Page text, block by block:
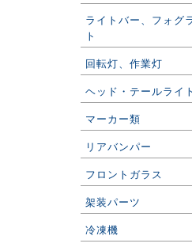
ライトバー、フォグ
ト
回転灯、作業灯
ヘッド・テールライト
マーカー類
リアバンパー
フロントガラス
架装パーツ
冷凍機